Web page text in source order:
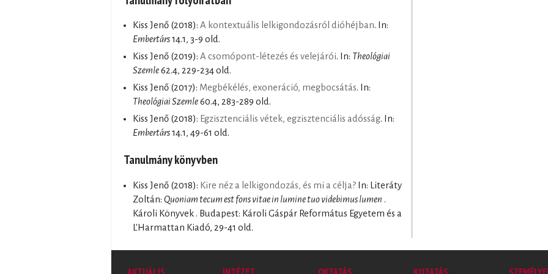
Kiss Jenő (2018): A kontextuális lelkigondozásról dióhéjban. In:
Embertárs14.1, 3-9 old.
Kiss Jenő (2019): A csomópont-létezés és velejárói. In: Theológiai
Szemle62.4, 229-234 old.
Kiss Jenő (2017): Megbékélés, exoneráció, megbocsátás. In:
Theológiai Szemle60.4, 283-289 old.
Kiss Jenő (2018): Egzisztenciális vétek, egzisztenciális adósság. In:
Embertárs14.1, 49-61 old.
Tanulmány könyvben
Kiss Jenő (2018): Kire néz a lelkigondozás, és mi a célja? In: Literáty
Zoltán: Quoniam tecum est fons vitae in lumine tuo videbimus lumen .
Károli Könyvek . Budapest: Károli Gáspár Református Egyetem és a
L'Harmattan Kiadó, 29-41 old.
AKTUÁLIS INTÉZET OKTATÁS KUTATÁS